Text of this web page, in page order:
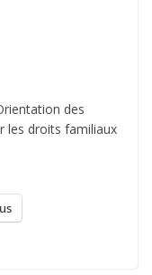
des
les droits familiaux